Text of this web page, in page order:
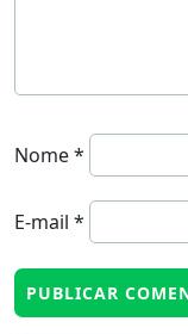
Nome*
E-mail *